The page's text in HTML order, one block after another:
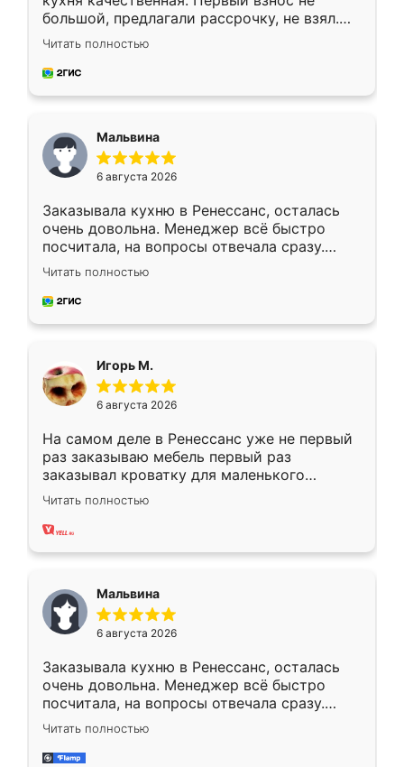
большой, предлагали рассрочку, не взял.
Ждал меньше месяца, сборщик с прямыми
руками. По цене вышло адекватно.
Рекомендую!
Читать полностью
Мальвина
6 августа 2026
Заказывала кухню в Ренессанс, осталась
очень довольна. Менеджер всё быстро
посчитала, на вопросы отвечала сразу.
Замерщик приехал в субботу, подошёл к
делу со всей ответственностью. Собрали
за день, ребята работали аккуратно, даже
Читать полностью
Игорь М.
6 августа 2026
На самом деле в Ренессанс уже не первый
раз заказываю мебель первый раз
заказывал кроватку для маленького
ребёнка при его рождении ,во второй раз
заказал шкаф-купе. По качеству очень
хорошее сборка достаточно быстрая,
меньше, здесь же он более разнообразный.
Мне нравится ,если что-то потребуется из
мебели буду заказывать только здесь.
Читать полностью
Мальвина
6 августа 2026
Заказывала кухню в Ренессанс, осталась
очень довольна. Менеджер всё быстро
посчитала, на вопросы отвечала сразу.
Замерщик приехал в субботу, подошёл к
делу со всей ответственностью. Собрали
за день, ребята работали аккуратно, даже
Читать полностью